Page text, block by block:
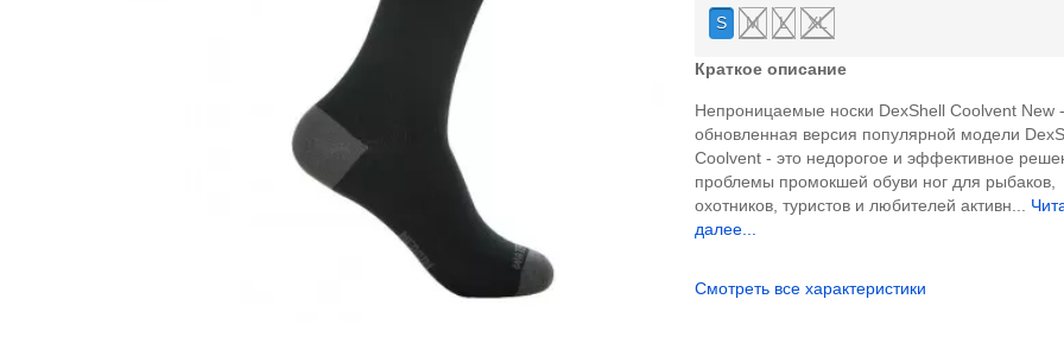
S
M L XL
Краткое описание
Непроницаемые носки DexShell Coolvent New -
обновленная версия популярной модели
Coolvent - это недорогое и эффективное
проблемы промокшей обуви ног для рыбаков,
охотников, туристов и любителей активн...
далее...
Смотреть все характеристики